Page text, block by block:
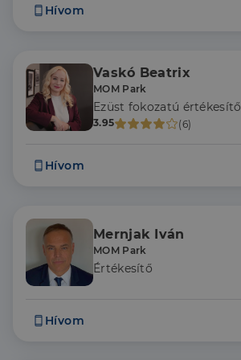
Hívom
Vaskó Beatrix
MOM Park
Ezüst fokozatú értékesítő
3.95 (6)
Hívom
Mernjak Iván
MOM Park
Értékesítő
Hívom